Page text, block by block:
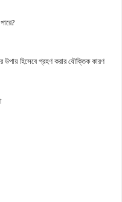
উপায় হিসেবে গ্রহণ করার যৌক্তিক কারণ